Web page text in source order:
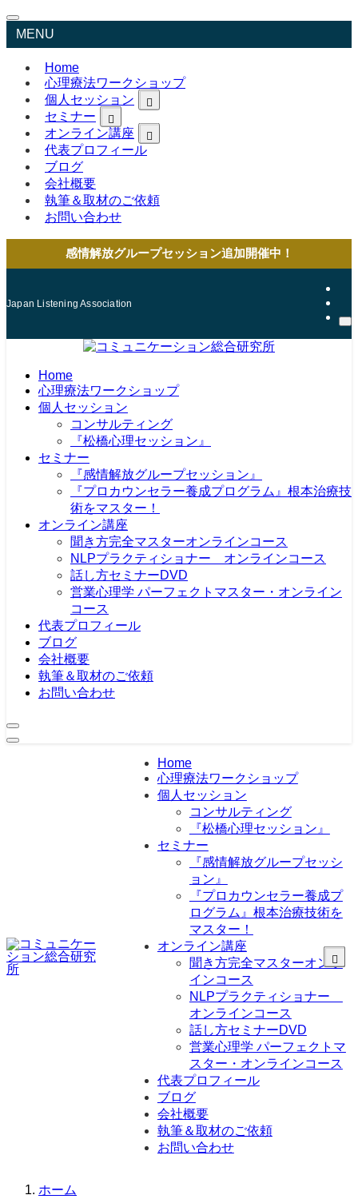
MENU
Home
心理療法ワークショップ
個人セッション
セミナー
オンライン講座
代表プロフィール
ブログ
会社概要
執筆＆取材のご依頼
お問い合わせ
感情解放グループセッション追加開催中！
Japan Listening Association
Home
心理療法ワークショップ
個人セッション
コンサルティング
『松橋心理セッション』
セミナー
『感情解放グループセッション』
『プロカウンセラー養成プログラム』根本治療技
術をマスター！
オンライン講座
聞き方完全マスターオンラインコース
NLPプラクティショナー オンラインコース
話し方セミナーDVD
営業心理学 パーフェクトマスター・オンライン
コース
代表プロフィール
ブログ
会社概要
執筆＆取材のご依頼
お問い合わせ
Home
心理療法ワークショップ
個人セッション
コンサルティング
『松橋心理セッション』
セミナー
『感情解放グループセッシ
ョン』
『プロカウンセラー養成プ
ログラム』根本治療技術を
マスター！
オンライン講座
聞き方完全マスターオンラ
インコース
NLPプラクティショナー
オンラインコース
話し方セミナーDVD
営業心理学 パーフェクトマ
スター・オンラインコース
代表プロフィール
ブログ
会社概要
執筆＆取材のご依頼
お問い合わせ
ホーム